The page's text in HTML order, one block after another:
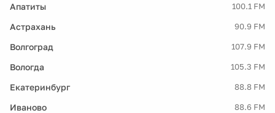
Апатиты 100.1 FM
Астрахань 90.9 FM
Волгоград 107.9 FM
Вологда 105.3 FM
Екатеринбург 88.8 FM
Иваново 88.6 FM